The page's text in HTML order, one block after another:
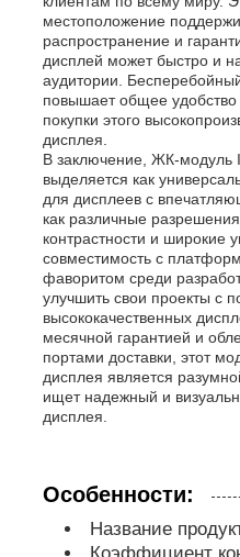
TFT ЖК -дисплей
IPS дисплея Lcd
TFT ЖК -сенсорный
портативный ЖК-
Модуль дисплея OLED
Дисплей LCD
Панель экрана
местоположение
распространение и
дисплей может быстро и
аудитории.
повышает общее удобство
покупки этого
дисплея.
В заключение, ЖК-модуль
выделяется как
для дисплеев с
как различные
контрастности и широкие
совместимость с
фаворитом среди
улучшить свои проекты с
высококачественных
месячной гарантией и
портами доставки, этот
дисплея является
ищет надежный и
дисплея.
Особенности:
Название
Коэффициент